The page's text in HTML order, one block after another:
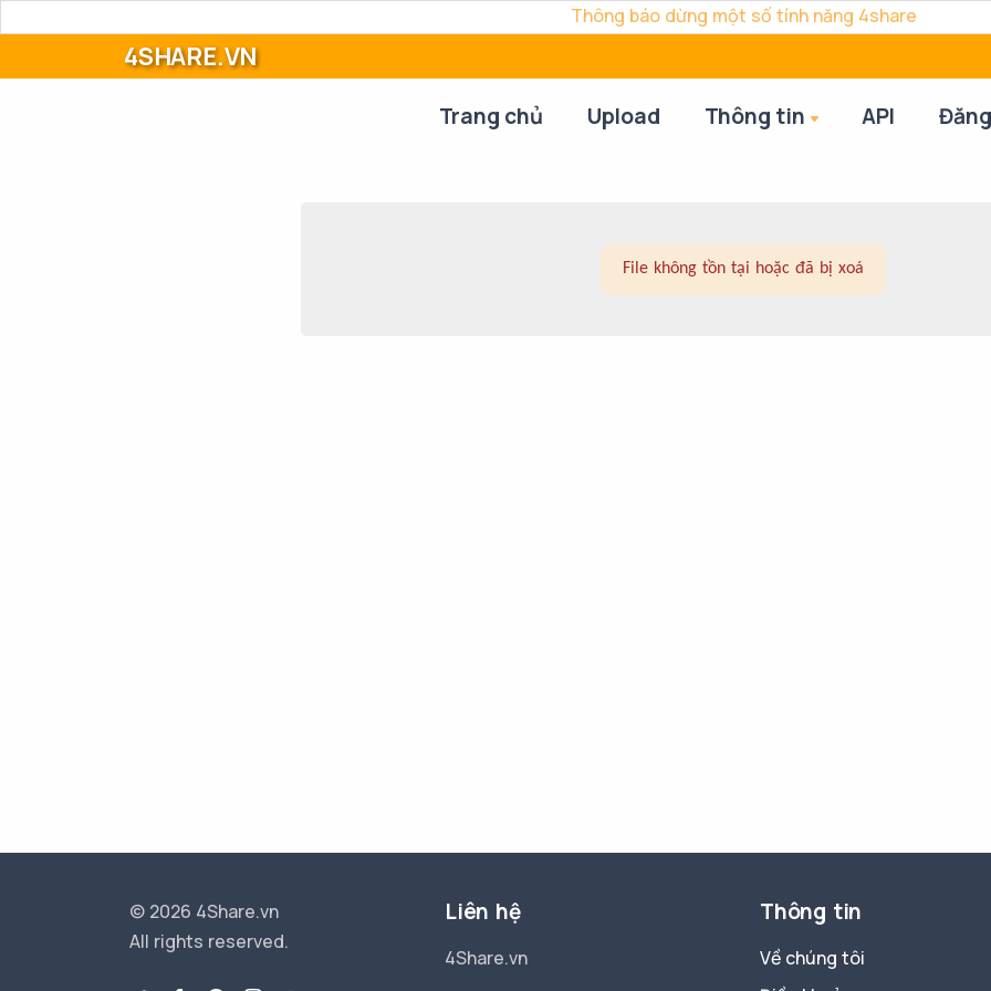
Thông báo dừng một số tính năng 4share
4SHARE.VN
Trang chủ Upload Thông tin API
File không tồn tại hoặc đã bị xoá
© 2026 4Share.vn
All rights reserved.
Liên hệ
4Share.vn
Thông tin
Về chúng tôi